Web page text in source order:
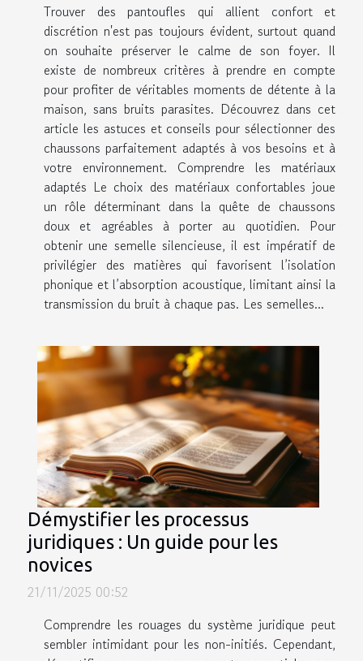
Trouver des pantoufles qui allient confort et
discrétion n'est pas toujours évident, surtout quand
on souhaite préserver le calme de son foyer. Il
existe de nombreux critères à prendre en compte
pour profiter de véritables moments de détente à la
maison, sans bruits parasites. Découvrez dans cet
article les astuces et conseils pour sélectionner des
chaussons parfaitement adaptés à vos besoins et à
votre environnement. Comprendre les matériaux
adaptés Le choix des matériaux confortables joue
un rôle déterminant dans la quête de chaussons
doux et agréables à porter au quotidien. Pour
obtenir une semelle silencieuse, il est impératif de
privilégier des matières qui favorisent l’isolation
phonique et l’absorption acoustique, limitant ainsi la
transmission du bruit à chaque pas. Les semelles...
Démystifier les processus
juridiques : Un guide pour les
novices
21/11/2025 00:52
Comprendre les rouages du système juridique peut
sembler intimidant pour les non-initiés. Cependant,